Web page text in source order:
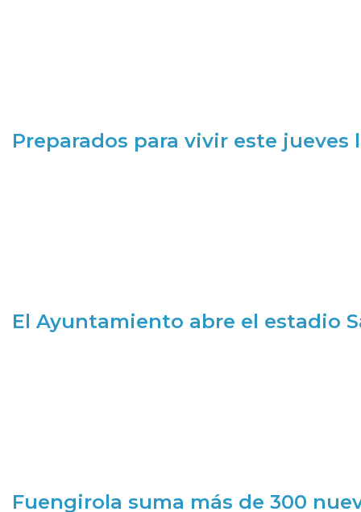
Preparados para vivir este jueves
El Ayuntamiento abre el estadio
Fuengirola suma más de 300